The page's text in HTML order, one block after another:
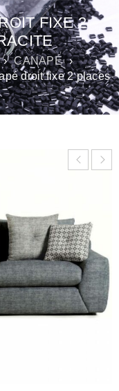
FIXE 2
› CANAPÉ ›
droit fixe 2 places